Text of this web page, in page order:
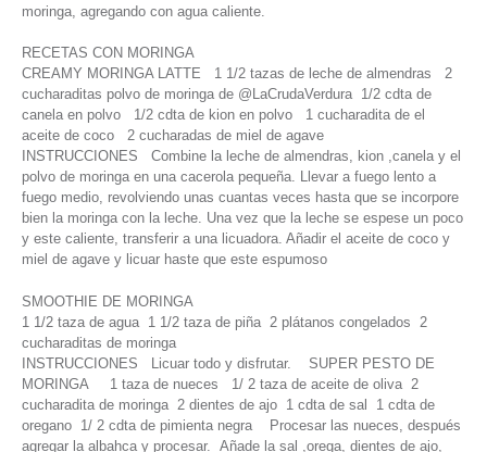
moringa, agregando con agua caliente.
RECETAS CON MORINGA
CREAMY MORINGA LATTE 1 1/2 tazas de leche de almendras 2
cucharaditas polvo de moringa de @LaCrudaVerdura 1/2 cdta de
canela en polvo 1/2 cdta de kion en polvo 1 cucharadita de el
aceite de coco 2 cucharadas de miel de agave
INSTRUCCIONES Combine la leche de almendras, kion ,canela y el
polvo de moringa en una cacerola pequeña. Llevar a fuego lento a
fuego medio, revolviendo unas cuantas veces hasta que se incorpore
bien la moringa con la leche. Una vez que la leche se espese un poco
y este caliente, transferir a una licuadora. Añadir el aceite de coco y
miel de agave y licuar haste que este espumoso
SMOOTHIE DE MORINGA
1 1/2 taza de agua 1 1/2 taza de piña 2 plátanos congelados 2
cucharaditas de moringa
INSTRUCCIONES Licuar todo y disfrutar. SUPER PESTO DE
MORINGA 1 taza de nueces 1/ 2 taza de aceite de oliva 2
cucharadita de moringa 2 dientes de ajo 1 cdta de sal 1 cdta de
oregano 1/ 2 cdta de pimienta negra Procesar las nueces, después
agregar la albahca y procesar. Añade la sal ,orega, dientes de ajo,